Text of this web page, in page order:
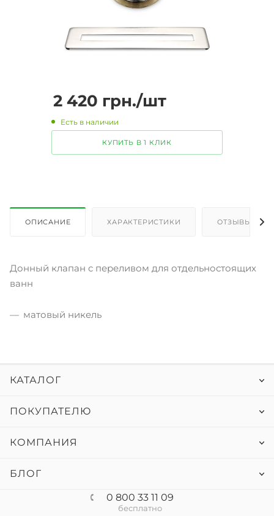
2 420 грн./шт
Есть в наличии
КУПИТЬ В 1 КЛИК
ОПИСАНИЕ ХАРАКТЕРИСТИКИ ОТЗЫВЫ
Донный клапан с переливом для отдельностоящих
ванн
матовый никель
КАТАЛОГ
ПОКУПАТЕЛЮ
КОМПАНИЯ
БЛОГ
0 800 33 11 09
бесплатно